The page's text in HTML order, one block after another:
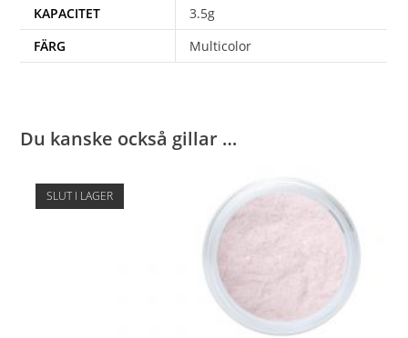
KAPACITET
3.5g
FÄRG
Multicolor
Du kanske också gillar …
SLUT I LAGER